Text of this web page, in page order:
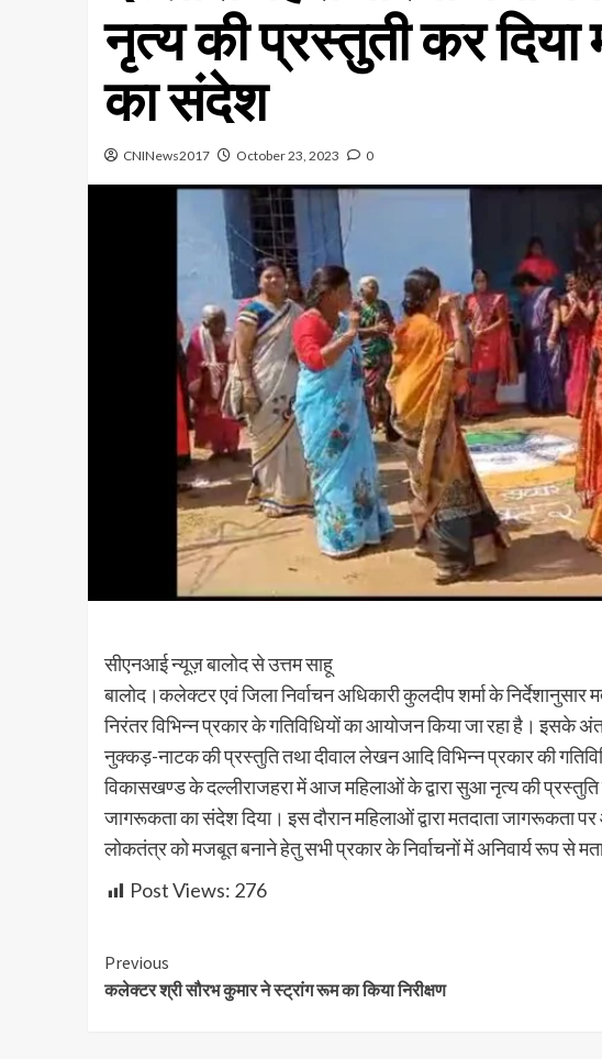
नृत्य की प्रस्तुती कर
का संदेश
CNINews2017 October 23, 2023 0
सीएनआई न्यूज़ बालोद से उत्तम साहू
बालोद।कलेक्टर एवं जिला निर्वाचन अधिकारी कुलदीप शर्मा के
निरंतर विभिन्न प्रकार के गतिविधियों का आयोजन किया जा रहा है। इसके
नुक्कड़-नाटक की प्रस्तुति तथा दीवाल लेखन आदि विभिन्न प्रकार की
विकासखण्ड के दल्लीराजहरा में आज महिलाओं के द्वारा सुआ नृत्य की
जागरूकता का संदेश दिया। इस दौरान महिलाओं द्वारा मतदाता जागरूकता
लोकतंत्र को मजबूत बनाने हेतु सभी प्रकार के निर्वाचनों में अनिवार्य रूप से
Post Views: 276
Continue
Reading
Previous
कलेक्टर श्री सौरभ कुमार ने स्ट्रांग रूम का किया निरीक्षण